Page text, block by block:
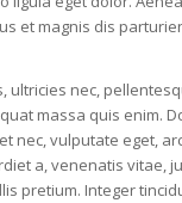
et magnis dis
ultricies nec,
massa quis enim.
nec, vulputate eget,
a, venenatis vitae,
pretium. Integer